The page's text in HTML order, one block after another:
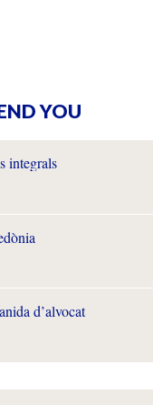
YOU
integrals
d’alvocat